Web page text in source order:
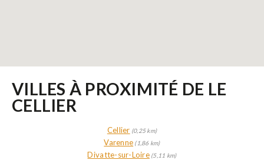
VILLES À PROXIMITÉ DE LE
CELLIER
Cellier (0,25 km)
Varenne (1,86 km)
Divatte-sur-Loire(5,11 km)